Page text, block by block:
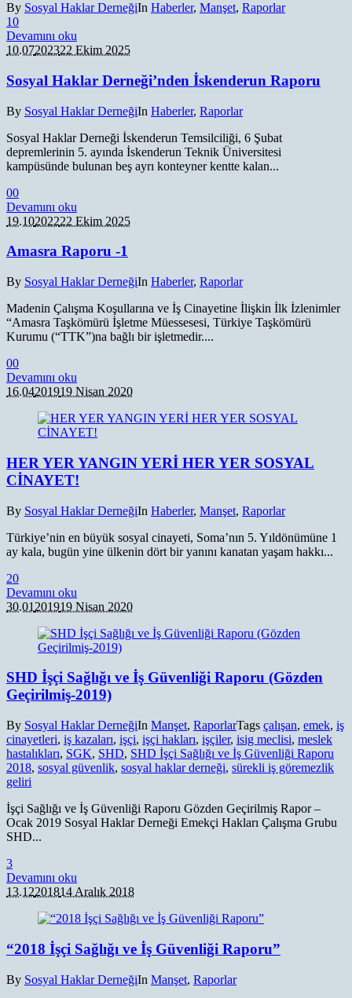
By Sosyal Haklar DerneğiIn Haberler, Manşet, Raporlar
10
Devamını oku
10.07202322 Ekim 2025
Sosyal Haklar Derneği’nden İskenderun Raporu
By Sosyal Haklar DerneğiIn Haberler, Raporlar
Sosyal Haklar Derneği İskenderun Temsilciliği, 6 Şubat
depremlerinin 5. ayında İskenderun Teknik Üniversitesi
kampüsünde bulunan beş ayrı konteyner kentte kalan...
00
Devamını oku
19.10202222 Ekim 2025
Amasra Raporu -1
By Sosyal Haklar DerneğiIn Haberler, Raporlar
Madenin Çalışma Koşullarına ve İş Cinayetine İlişkin İlk İzlenimler
“Amasra Taşkömürü İşletme Müessesesi, Türkiye Taşkömürü
Kurumu (“TTK”)na bağlı bir işletmedir....
00
Devamını oku
16.04201919 Nisan 2020
HER YER YANGIN YERİ HER YER SOSYAL
CİNAYET!
By Sosyal Haklar DerneğiIn Haberler, Manşet, Raporlar
Türkiye’nin en büyük sosyal cinayeti, Soma’nın 5. Yıldönümüne 1
ay kala, bugün yine ülkenin dört bir yanını kanatan yaşam hakkı...
20
Devamını oku
30.01 201919 Nisan 2020
SHD İşçi Sağlığı ve İş Güvenliği Raporu (Gözden
Geçirilmiş-2019)
By Sosyal Haklar DerneğiIn Manşet, RaporlarTags çalışan, emek, iş
cinayetleri, iş kazaları, işçi, işçi hakları, işçiler, isig meclisi, meslek
hastalıkları, SGK, SHD, SHD İşçi Sağlığı ve İş Güvenliği Raporu
2018, sosyal güvenlik, sosyal haklar derneği, sürekli iş göremezlik
geliri
İşçi Sağlığı ve İş Güvenliği Raporu Gözden Geçirilmiş Rapor –
Ocak 2019 Sosyal Haklar Derneği Emekçi Hakları Çalışma Grubu
SHD...
3
Devamını oku
13.12201814 Aralık 2018
“2018 İşçi Sağlığı ve İş Güvenliği Raporu”
By Sosyal Haklar DerneğiIn Manşet, Raporlar